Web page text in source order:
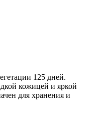
125 дней.
кожицей и яркой
для хранения и